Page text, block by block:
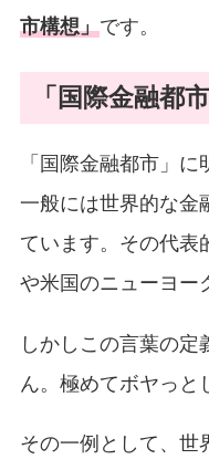
市構想」です。
「国際金融都
「国際金融都市」に
一般には世界的な金
ています。その代表
や米国のニューヨー
しかしこの言葉の
ん。極めてボヤっと
その一例として、世